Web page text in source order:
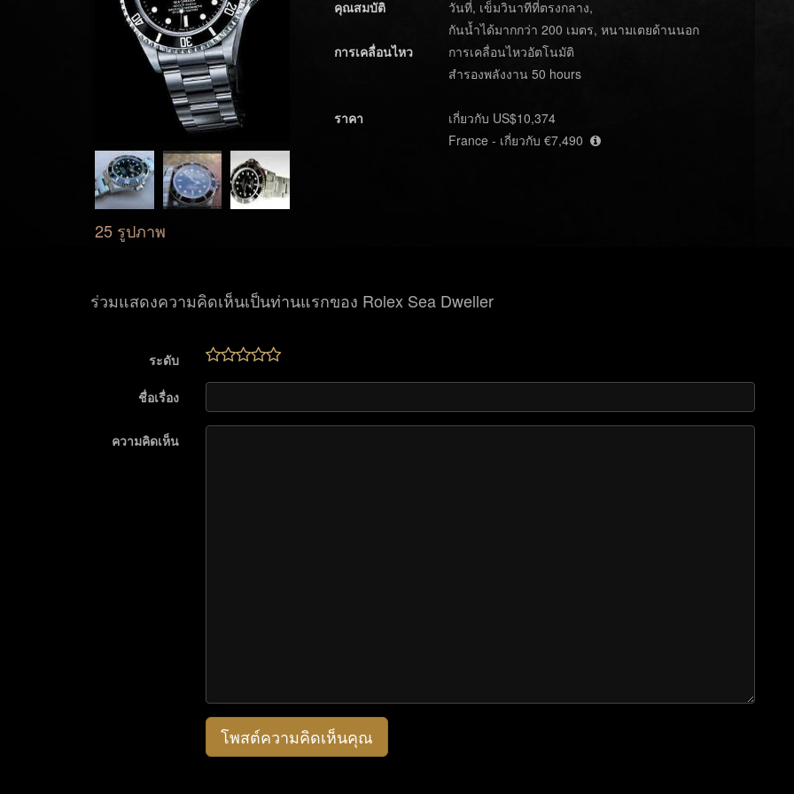
25 รูปภาพ
คุณสมบัติ
วันที่, เข็มวินาทีที่ตรงกลาง,
กันน้ำได้มากกว่า 200 เมตร, หนามเตยด้านนอก
การเคลื่อนไหว
การเคลื่อนไหวอัตโนมัติ
สำรองพลังงาน 50 hours
ราคา
เกี่ยวกับ US$10,374
France - เกี่ยวกับ €7,490
ร่วมแสดงความคิดเห็นเป็นท่านแรกของ Rolex Sea Dweller
ระดับ
ชื่อเรื่อง
ความคิดเห็น
โพสต์ความคิดเห็นคุณ